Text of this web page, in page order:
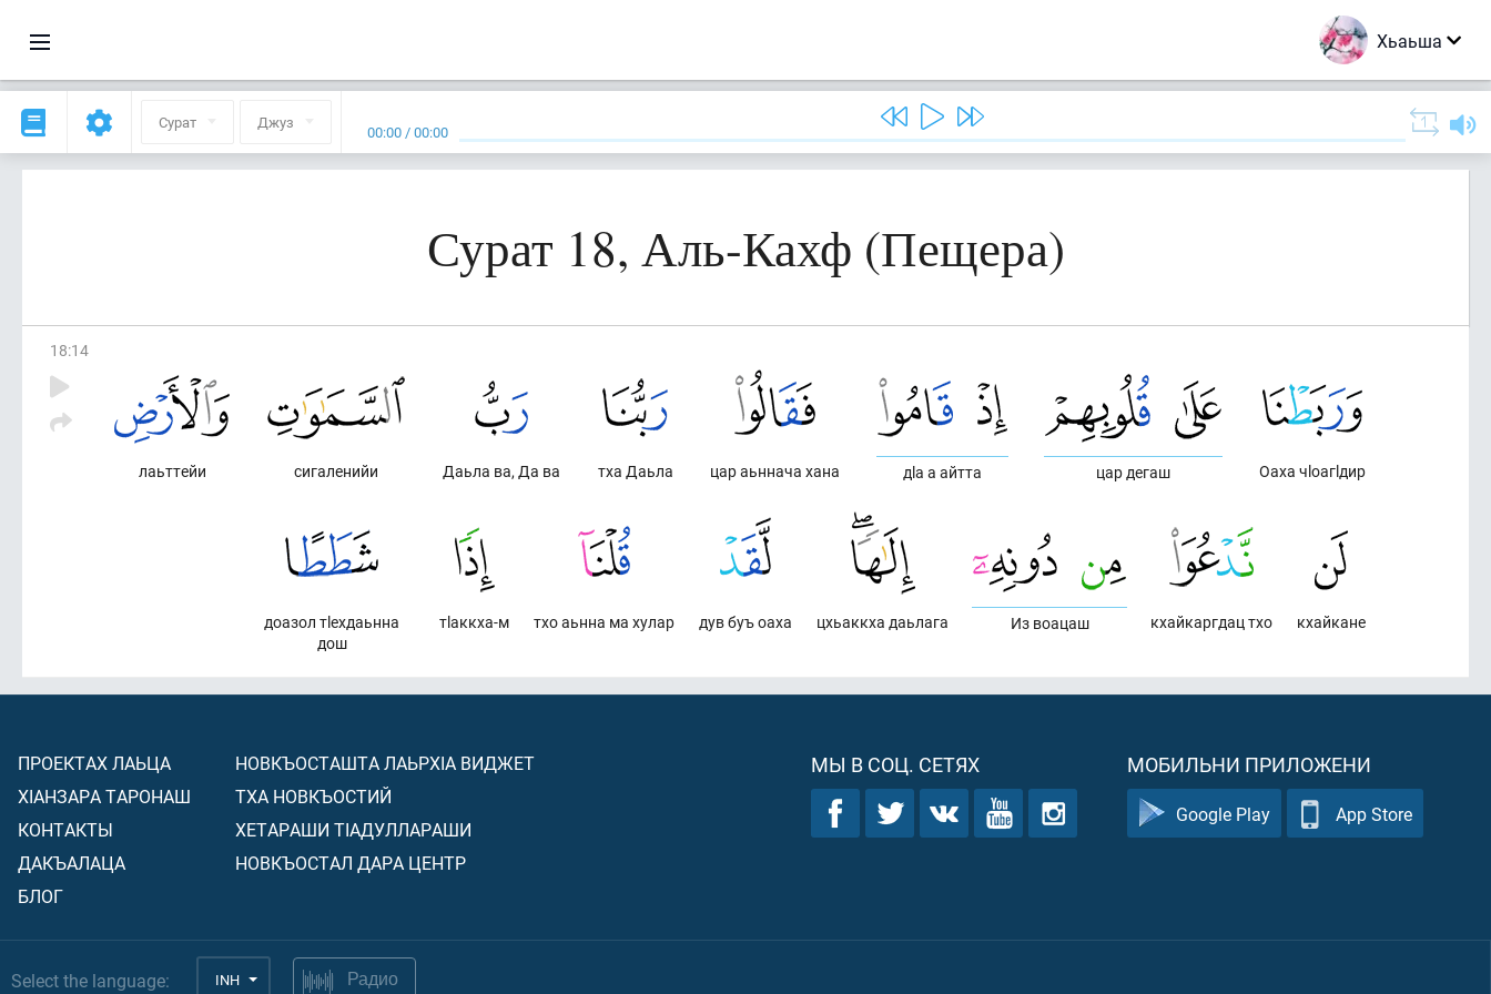
Хьаьша
Сурат Джуз 00:00 /00:00
Сурат 18, Аль-Кахф (Пещера)
18:14
Оаха чlоагlдир
цар дегаш
дlа а айтта
цар аьннача хана
тха Даьла
Даьла ва, Да ва
сигаленийи
лаьттейи
кхайкане
кхайкаргдац тхо
Из воацаш
цхьаккха даьлага
дув буъ оаха
тхо аьнна ма хулар
тlаккха-м
доазол тlехдаьнна
дош
ПРОЕКТАХ ЛАЬЦА
ХIАНЗАРА ТАРОНАШ
КОНТАКТЫ
ДАКЪАЛАЦА
БЛОГ
НОВКЪОСТАШТА ЛАЬРХIА ВИДЖЕТ
ТХА НОВКЪОСТИЙ
ХЕТАРАШИ ТIАДУЛЛАРАШИ
НОВКЪОСТАЛ ДАРА ЦЕНТР
МЫ В СОЦ. СЕТЯХ МОБИЛЬНИ ПРИЛОЖЕНИ
Google Play App Store
Select the language: INH Радио